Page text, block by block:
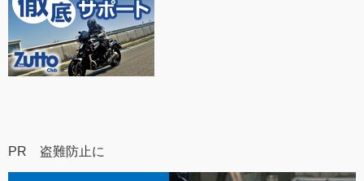
PR 盗難防止に